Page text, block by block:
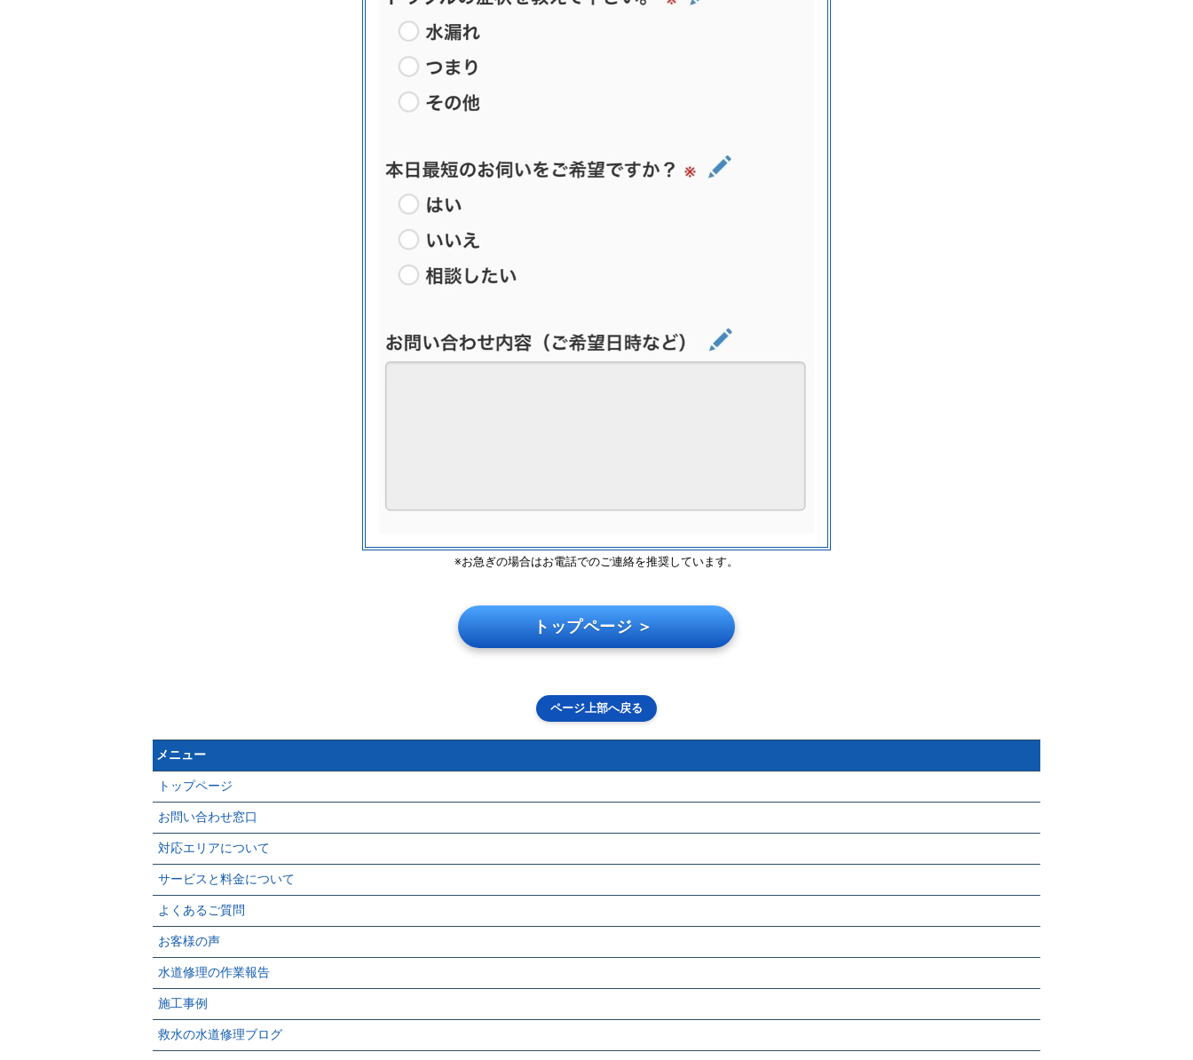
※お急ぎの場合はお電話でのご連絡を推奨しています。
トップページ ＞
ページ上部へ戻る
メニュー
トップページ
お問い合わせ窓口
対応エリアについて
サービスと料金について
よくあるご質問
お客様の声
水道修理の作業報告
施工事例
救水の水道修理ブログ